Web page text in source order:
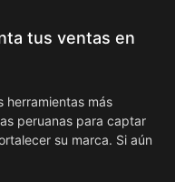
tus ventas en
herramientas más
peruanas para captar
su marca. Si aún